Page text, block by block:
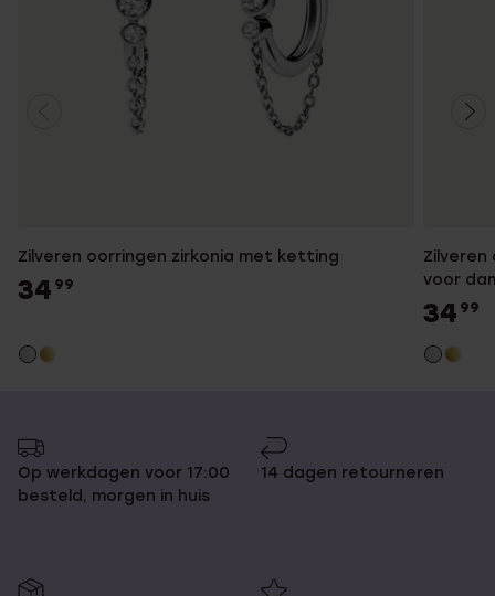
Zilveren oorringen zirkonia met ketting
34 99
voor
34 99
Op werkdagen voor 17:00
besteld, morgen in huis
14 dagen retourneren